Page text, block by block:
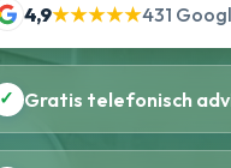
4,9★★★★★431
✓ Gratis telefonisch